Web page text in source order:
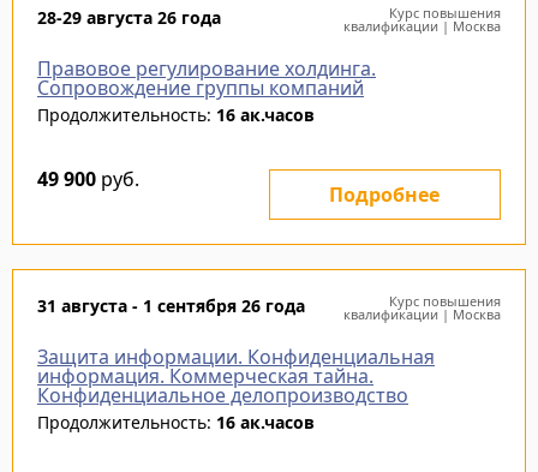
28-29 августа 26 года Курс повышения
квалификации | Москва
Правовое регулирование холдинга.
Сопровождение группы компаний
Продолжительность: 16 ак.часов
49 900 руб.
Подробнее
31 августа - 1 сентября 26 года Курс повышения
квалификации | Москва
Защита информации. Конфиденциальная
информация. Коммерческая тайна.
Конфиденциальное делопроизводство
Продолжительность: 16 ак.часов